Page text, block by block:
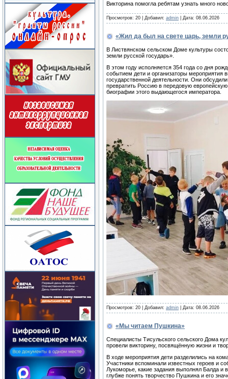
Викторина помогла ребятам узнать много
Просмотров: 20 Добавил: admin Дата: 08.06.2026
«Жил да был на свете царь, земли
В Листвянском сельском Доме культуры
земли русской государь».
В этом году исполняется 354 года со дня
событием дети и организаторы мероприятия
государственной деятельности. Они
превратить Россию в передовую
биографии этого выдающегося императора.
Просмотров: 20 Добавил: admin Дата: 08.06.2026
«Мы читаем Пушкина»
Специалисты Тисульского сельского Дома
провели викторину, посвящённую жизни и
В ходе мероприятия дети разделились на
Участники вспоминали известных героев и
Лукоморье, какие задания выполнял Балда и
глубже понять творчество Пушкина и его